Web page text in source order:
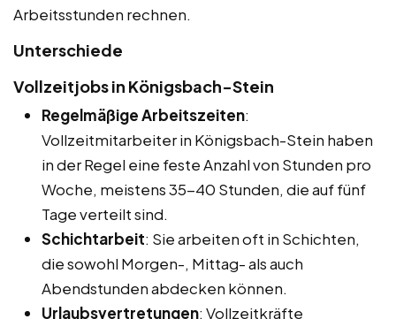
Arbeitsstunden rechnen.
Unterschiede
Vollzeitjobs in Königsbach-Stein
Regelmäßige Arbeitszeiten:
Vollzeitmitarbeiter in Königsbach-Stein haben
in der Regel eine feste Anzahl von Stunden pro
Woche, meistens 35-40 Stunden, die auf fünf
Tage verteilt sind.
Schichtarbeit: Sie arbeiten oft in Schichten,
die sowohl Morgen-, Mittag- als auch
Abendstunden abdecken können.
Urlaubsvertretungen: Vollzeitkräfte